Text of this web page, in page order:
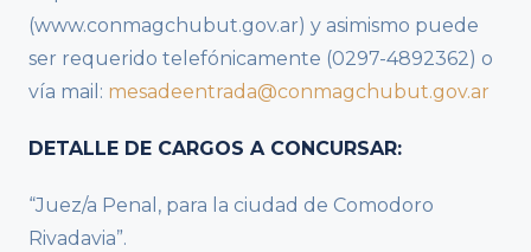
(www.conmagchubut.gov.ar) y asimismo puede
ser requerido telefónicamente (0297-4892362) o
vía mail: mesadeentrada@conmagchubut.gov.ar
DETALLE DE CARGOS A CONCURSAR:
“Juez/a Penal, para la ciudad de Comodoro
Rivadavia”.